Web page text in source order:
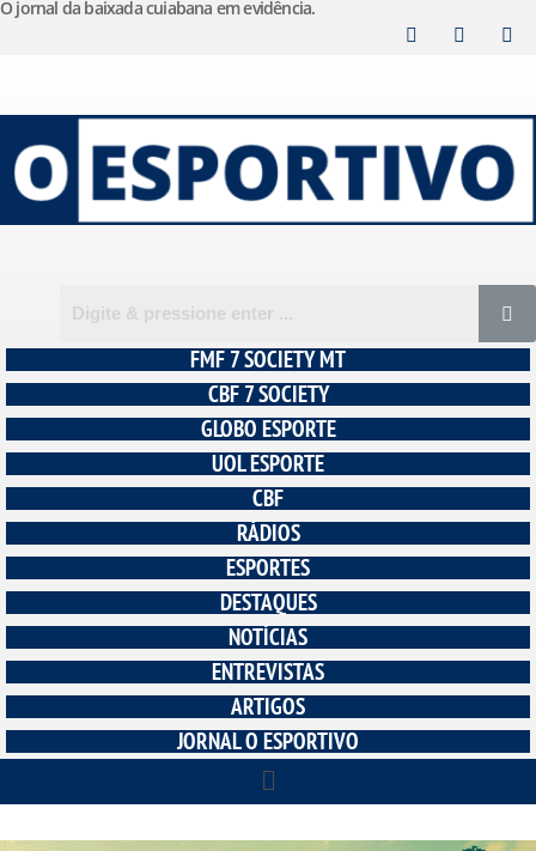
o
conteúdo
O jornal da baixada cuiabana em evidência.
FMF 7 SOCIETY MT
CBF 7 SOCIETY
GLOBO ESPORTE
UOL ESPORTE
CBF
RÁDIOS
ESPORTES
DESTAQUES
NOTÍCIAS
ENTREVISTAS
ARTIGOS
JORNAL O ESPORTIVO